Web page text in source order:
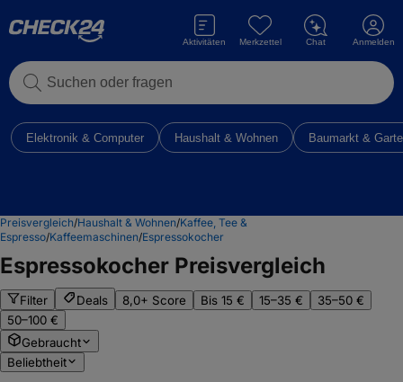
Suchen oder fragen
Aktivitäten Merkzettel Chat Anmelden
Elektronik & Computer Haushalt & Wohnen Baumarkt &
Preisvergleich/Haushalt & Wohnen/Kaffee, Tee &
Espresso/Kaffeemaschinen/Espressokocher
Espressokocher Preisvergleich
Filter Deals 8,0+ Score Bis 15 € 15–35 €
35–50 €
50–100 €
Gebraucht
Beliebtheit